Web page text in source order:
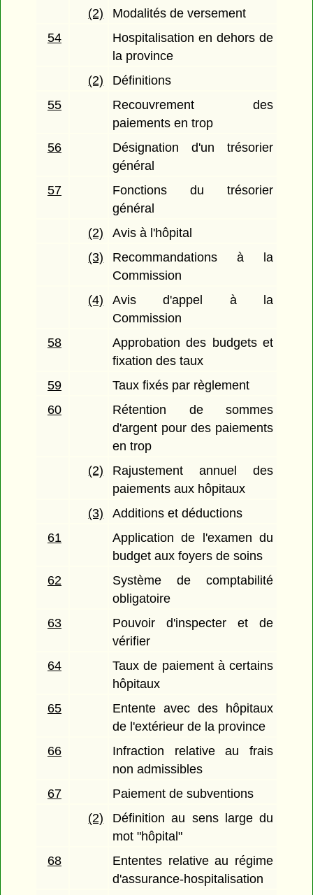
(2)
Modalités de versement
54
Hospitalisation en dehors de
la province
(2)
Définitions
55
Recouvrement des
paiements en trop
56
Désignation d'un trésorier
général
57
Fonctions du trésorier
général
(2)
Avis à l'hôpital
(3)
Recommandations à la
Commission
(4)
Avis d'appel à la
Commission
58
Approbation des budgets et
fixation des taux
59
Taux fixés par règlement
60
Rétention de sommes
d'argent pour des paiements
en trop
(2)
Rajustement annuel des
paiements aux hôpitaux
(3)
Additions et déductions
61
Application de l'examen du
budget aux foyers de soins
62
Système de comptabilité
obligatoire
63
Pouvoir d'inspecter et de
vérifier
64
Taux de paiement à certains
hôpitaux
65
Entente avec des hôpitaux
de l'extérieur de la province
66
Infraction relative au frais
non admissibles
67
Paiement de subventions
(2)
Définition au sens large du
mot "hôpital"
68
Ententes relative au régime
d'assurance-hospitalisation